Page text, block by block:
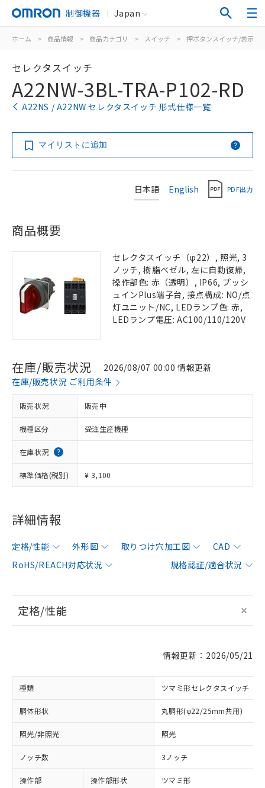
制御機器 Japan
ホーム > 商品情報 > 商品カテゴリ > スイッチ > 押ボタンスイッチ/表示灯
セレクタスイッチ
A22NW-3BL-TRA-P102-RD
A22NS / A22NW セレクタスイッチ 形式仕様一覧
マイリストに追加
日本語 English PDF出力
商品概要
セレクタスイッチ（φ22）, 照光, 3
ノッチ, 樹脂ベゼル, 左に自動復帰,
操作部色: 赤（透明）, IP66, プッシ
ュインPlus端子台, 接点構成: NO/点
灯ユニット/NC, LEDランプ色: 赤,
LEDランプ電圧: AC100/110/120V
在庫/販売状況
2026/08/07 00:00 情報更新
在庫/販売状況 ご利用条件
販売状況 販売中
機種区分 受注生産機種
在庫状況
標準価格(税別) ¥ 3,100
詳細情報
定格/性能 外形図 取りつけ穴加工図
CAD
RoHS/REACH対応状況
規格認証/適合状況
定格/性能
情報更新：2026/05/21
種類 ツマミ形セレクタスイッチ
胴体形状 丸胴形(φ22/25mm共用)
照光/非照光 照光
ノッチ数 3ノッチ
操作部 操作部形状 ツマミ形